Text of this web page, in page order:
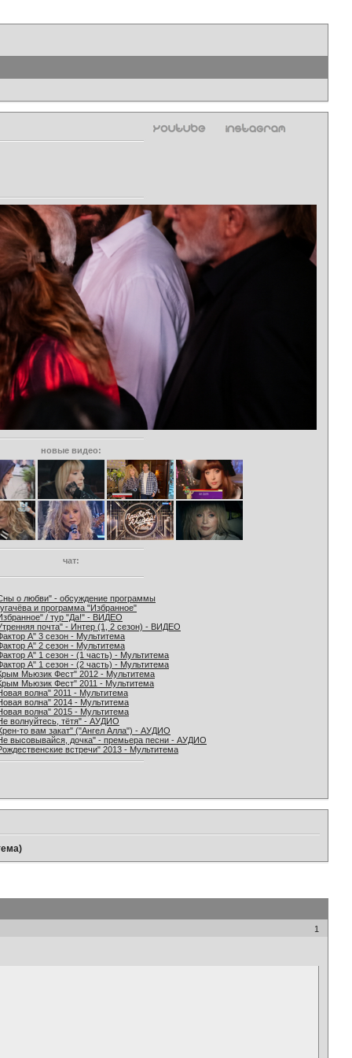
новые видео:
чат:
о любви" - обсуждение программы
и программа "Избранное"
/ тур "Да!" - ВИДЕО
почта" - Интер (1, 2 сезон) - ВИДЕО
А" 3 сезон - Мультитема
А" 2 сезон - Мультитема
А" 1 сезон - (1 часть) - Мультитема
А" 1 сезон - (2 часть) - Мультитема
Мьюзик Фест" 2012 - Мультитема
Мьюзик Фест" 2011 - Мультитема
волна" 2011 - Мультитема
волна" 2014 - Мультитема
волна" 2015 - Мультитема
волнуйтесь, тётя" - АУДИО
то вам закат" ("Ангел Алла") - АУДИО
высовывайся, дочка" - премьера песни - АУДИО
встречи" 2013 - Мультитема
1